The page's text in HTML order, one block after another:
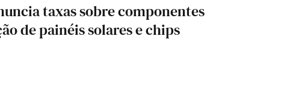
taxas sobre componentes
de painéis solares e chips